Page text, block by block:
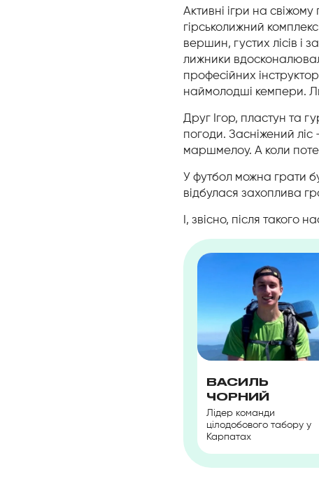
Активні ігри на
гірськолижний
вершин, густих лісів і
лижники
професійних
наймолодші кемпери.
Друг Ігор, пластун та
погоди. Засніжений ліс
маршмелоу. А коли
У футбол можна грати
відбулася захоплива
І, звісно, після
ВАСИЛЬ
ЧОРНИЙ
Лідер команди
цілодобового табору у
Карпатах